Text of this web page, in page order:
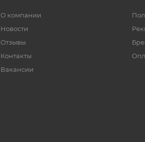
О компании
Новости
Отзывы
Контакты
Вакансии